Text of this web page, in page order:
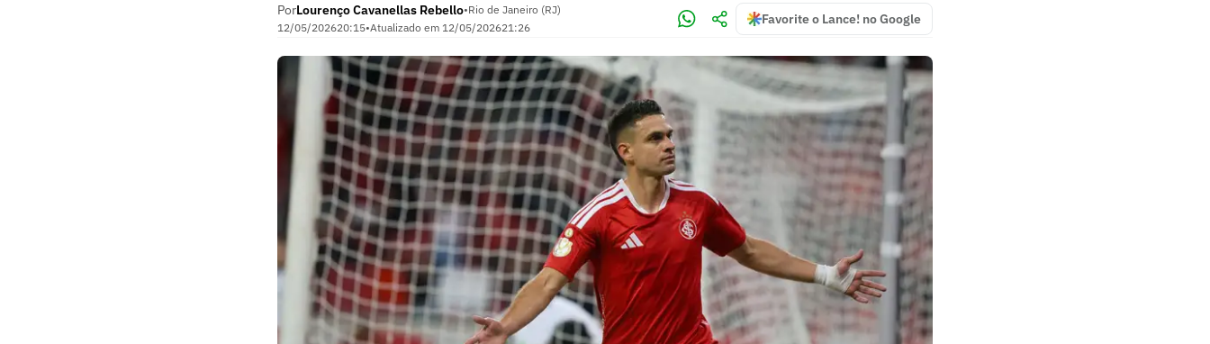
PorLourenço Cavanellas Rebello•Rio de Janeiro (RJ)
12/05/202620:15•Atualizado em 12/05/202621:26
Favorite o Lance! no Google